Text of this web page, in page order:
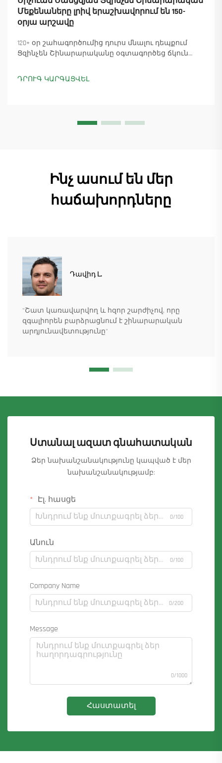
Մեքենաները լրիվ երաշխավորում են 150-
օրյա արշավը
120+ օր շահագործումից դուրս մնալու դեպքում
Ցզինչեն Շինարարականը օգտագործեց ճկուն
ապահովելով 18 աշտարակային ճանկային
տնտեսուղղիչների մատուցումը և ապահովելով
ԴՐՈՒԳ ԿԱՐԳԱՑՎԵԼ
Ինչ ասում են մեր
հաճախորդները
Դավիդ Լ.
"Շատ կառավարվող և հզոր շարժիչով, որը
զգալիորեն բարձրացնում է շինարարական
արդյունավետությունը"
Ստանալ ազատ գնահատական
Ձեր նախանշանակությունը կապված է մեր
նախանշանակությամբ:
Էլ. հասցե
0/100
Անուն
0/100
Company Name
0/200
Message
0/1000
Հաստատել